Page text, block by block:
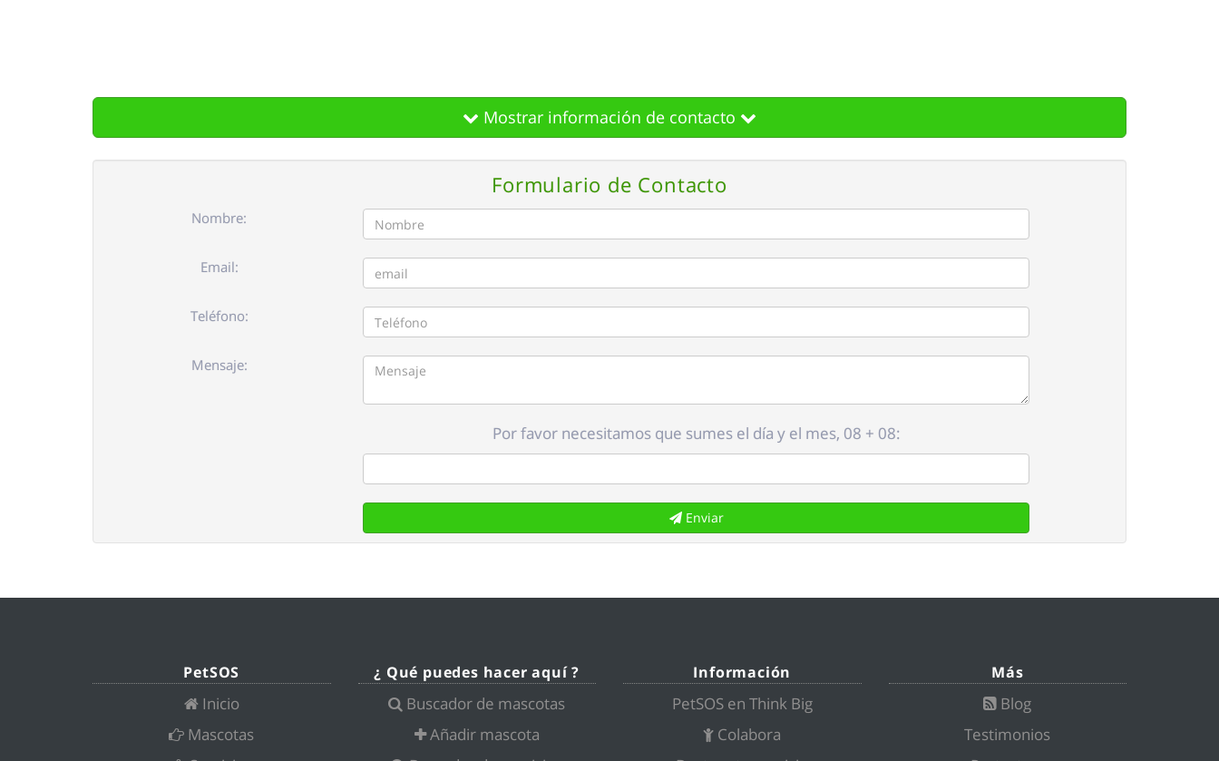
Mostrar información de contacto
Formulario de Contacto
Nombre:
Email:
Teléfono:
Mensaje:
Por favor necesitamos que sumes el día y el mes, 08 + 08:
Enviar
PetSOS
Inicio
Mascotas
¿ Qué puedes hacer aquí ?
Buscador de mascotas
Añadir mascota
Información
PetSOS en Think Big
Colabora
Más
Blog
Testimonios